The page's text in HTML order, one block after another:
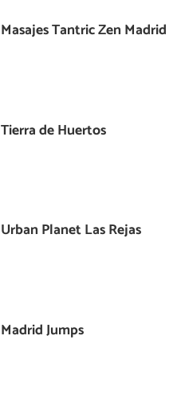
Masajes Tantric Zen Madrid
Tierra de Huertos
Urban Planet Las Rejas
Madrid Jumps